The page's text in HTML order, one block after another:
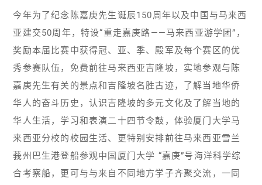
今年为了纪念陈嘉庚先生诞辰150周年以及中国与马来西
亚建交50周年，特设“重走嘉庚路——马来西亚游学团”，
奖励本届比赛中获得冠、亚、季、殿军及每个赛区的优
秀参赛队伍，免费前往马来西亚吉隆坡，实地参观与陈
嘉庚先生有关的景点和吉隆坡名胜古迹，了解当地华侨
华人的奋斗历史，认识吉隆坡的多元文化及了解当地的
华人生活，学习和表演二十四节令鼓，体验厦门大学马
来西亚分校的校园生活、更特别安排前往马来西亚雪兰
莪州巴生港登船参观中国厦门大学 “嘉庚”号海洋科学综
合考察船，更可与与来自不同地方学子齐聚交流，一同